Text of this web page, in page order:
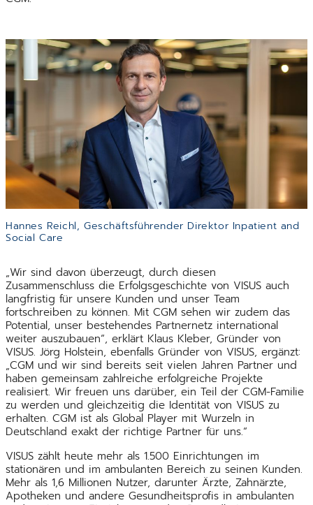
Hannes Reichl, Geschäftsführender Direktor Inpatient and
Social Care
„Wir sind davon überzeugt, durch diesen
Zusammenschluss die Erfolgsgeschichte von VISUS auch
langfristig für unsere Kunden und unser Team
fortschreiben zu können. Mit CGM sehen wir zudem das
Potential, unser bestehendes Partnernetz international
weiter auszubauen“, erklärt Klaus Kleber, Gründer von
VISUS. Jörg Holstein, ebenfalls Gründer von VISUS, ergänzt:
„CGM und wir sind bereits seit vielen Jahren Partner und
haben gemeinsam zahlreiche erfolgreiche Projekte
realisiert. Wir freuen uns darüber, ein Teil der CGM-Familie
zu werden und gleichzeitig die Identität von VISUS zu
erhalten. CGM ist als Global Player mit Wurzeln in
Deutschland exakt der richtige Partner für uns.“
VISUS zählt heute mehr als 1.500 Einrichtungen im
stationären und im ambulanten Bereich zu seinen Kunden.
Mehr als 1,6 Millionen Nutzer, darunter Ärzte, Zahnärzte,
Apotheken und andere Gesundheitsprofis in ambulanten